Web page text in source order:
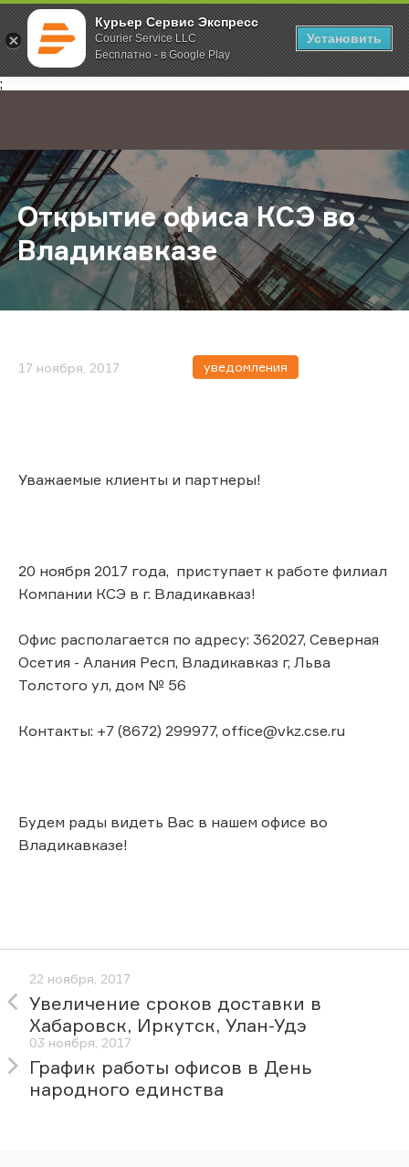
Курьер Сервис Экспресс
Courier Service LLC
Бесплатно - в Google Play
Установить
;
Главная О компании Новости Открытие офиса КСЭ во
Открытие офиса КСЭ во
Владикавказе
17 ноября, 2017 уведомления
Уважаемые клиенты и партнеры!
20 ноября 2017 года, приступает к работе филиал
Компании КСЭ в г. Владикавказ!
Офис располагается по адресу: 362027, Северная
Осетия - Алания Респ, Владикавказ г, Льва
Толстого ул, дом № 56
Контакты: +7 (8672) 299977, office@vkz.cse.ru
Будем рады видеть Вас в нашем офисе во
Владикавказе!
22 ноября, 2017
Увеличение сроков доставки в
Хабаровск, Иркутск, Улан-Удэ
03 ноября, 2017
График работы офисов в День
народного единства